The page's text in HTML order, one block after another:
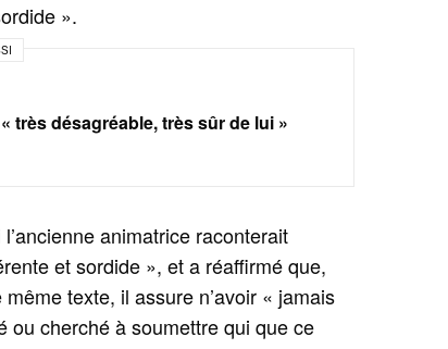
».
très désagréable, très sûr de lui »
animatrice raconterait
et sordide », et a réaffirmé que,
texte, il assure n’avoir « jamais
ou cherché à soumettre qui que ce